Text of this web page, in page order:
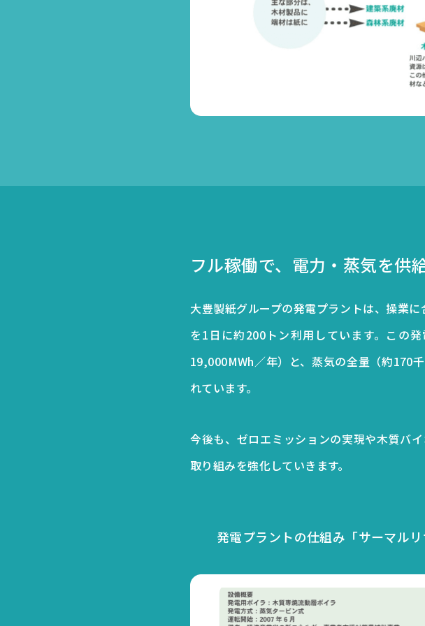
フル稼働で、電力・蒸気を供
大豊製紙グループの発電プラントは、操業
を1日に約200トン利用しています。この
19,000MWh／年）と、蒸気の全量（約170
れています。
今後も、ゼロエミッションの実現や木質バ
取り組みを強化していきます。
発電プラントの仕組み 「サーマル